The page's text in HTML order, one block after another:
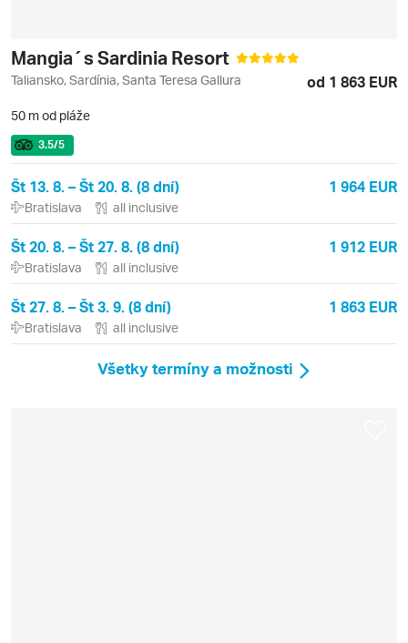
Mangia´s Sardinia Resort
Taliansko, Sardínia, Santa Teresa Gallura od 1 863 EUR
50 m od pláže
3.5/5
Št 13. 8. – Št 20. 8. (8 dní) 1 964 EUR
Bratislava all inclusive
Št 20. 8. – Št 27. 8. (8 dní) 1 912 EUR
Bratislava all inclusive
Št 27. 8. – Št 3. 9. (8 dní) 1 863 EUR
Bratislava all inclusive
Všetky termíny a možnosti